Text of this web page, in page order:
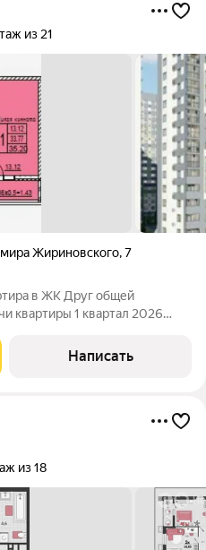
из 21
Жириновского,7
в ЖК Друг общей
квартиры 1 квартал 2026
и стенами из
Поэтажные
Написать
из 18